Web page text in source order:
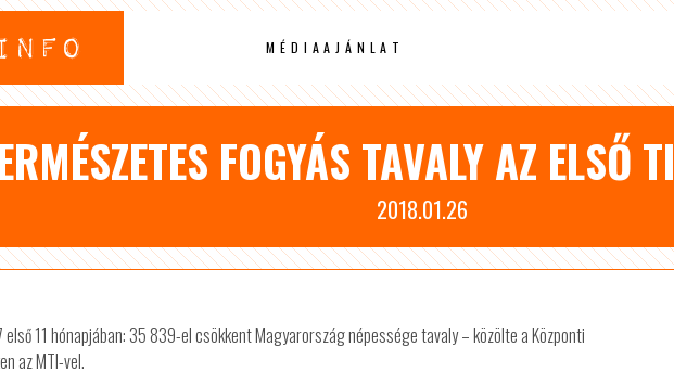
MÉDIAAJÁNLAT
FOGYÁS TAVALY AZ ELSŐ
2018.01.26
11 hónapjában: 35 839-el csökkent Magyarország népessége tavaly – közölte a Központi
az MTI-vel.